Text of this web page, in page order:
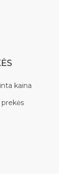
kaina